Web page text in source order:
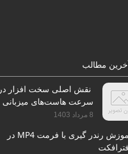
مطالب
نقش اصلی سخت افزار در
سرعت هاست‌های میزبانی
سایت
8 مرداد 1403
آموزش رندر گیری با فرمت MP4 در